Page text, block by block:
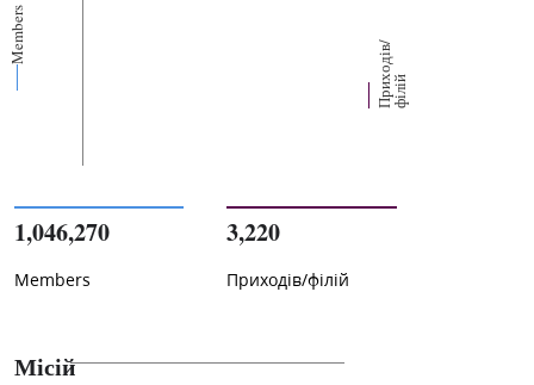
Members
П
р
их
о
д
і
в
/
ф
і
л
ій
1,046,270
Members
3,220
Приходів/філій
Місій